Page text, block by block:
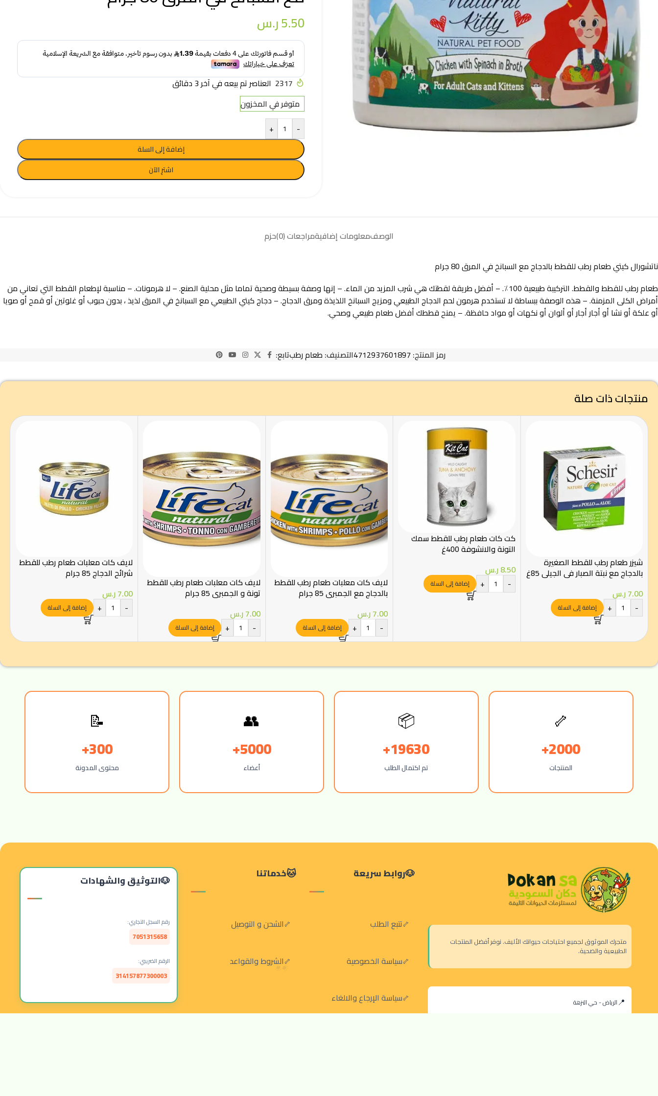
5.50ر.س
2317 العناصر تم بيعه في آخر 3 دقائق
متوفر في المخزون
-
+
إضافة إلى السلة
اشترِ الآن
الوصفمعلومات إضافيةمراجعات (0) حزم
ناتشورال كيتي طعام رطب للقطط بالدجاج مع السبانخ في المرق 80 جرام
طعام رطب للقطط والقطط. التركيبة طبيعية 100٪. – أفضل طريقة لقطتك هي شرب المزيد من الماء. – إنها وصفة بسيطة وصحية تماما مثل محلية الصنع. – لا هرمونات. – مناسبة لإطعام القطط التي تعاني من
أمراض الكلى المزمنة. – هذه الوصفة ببساطة لا تستخدم هرمون لحم الدجاج الطبيعي ومزيج السبانخ اللذيذة ومرق الدجاج. – دجاج كيتي الطبيعي مع السبانخ في المرق لذيذ ، بدون حبوب أو غلوتين أو قمح أو صويا
أو علكة أو نشا أو أجار أجار أو ألوان أو نكهات أو مواد حافظة. – يمنح قططك أفضل طعام طبيعي وصحي.
رمز المنتج: 4712937601897التصنيف: طعام رطبتابع:
منتجات ذات صلة
شيزر طعام رطب للقطط الصغيرة
بالدجاج مع نبتة الصبار في الجيلي 85غ
7.00ر.س
-
+ إضافة إلى السلة
كت كات طعام رطب للقطط سمك
التونة والانشوفة 400غ
8.50ر.س
-
+ إضافة إلى السلة لايف كات معلبات طعام رطب للقطط
بالدجاج مع الجمبري 85 جرام
7.00ر.س
-
+ إضافة إلى السلة
لايف كات معلبات طعام رطب للقطط
تونة و الجمبري 85 جرام
7.00ر.س
-
+ إضافة إلى السلة
لايف كات معلبات طعام رطب للقطط
شرائح الدجاج 85 جرام
7.00ر.س
-
+ إضافة إلى السلة
🦴
2000+
المنتجات
📦
19630+
تم اكتمال الطلب
👥
5000+
أعضاء
📝
300+
محتوى المدونة
متجرك الموثوق لجميع احتياجات حيوانك الأليف. نوفر أفضل المنتجات
الطبيعية والصحية.
الرياض - حي النزهة
روابط سريعة
تتبع الطلب
سياسة الخصوصية
سياسة الإرجاع والالغاء
خدماتنا
الشحن و التوصيل
الشروط والقواعد
التوثيق والشهادات
رقم السجل التجاري:
7051315658
الرقم الضريبي:
314157877300003